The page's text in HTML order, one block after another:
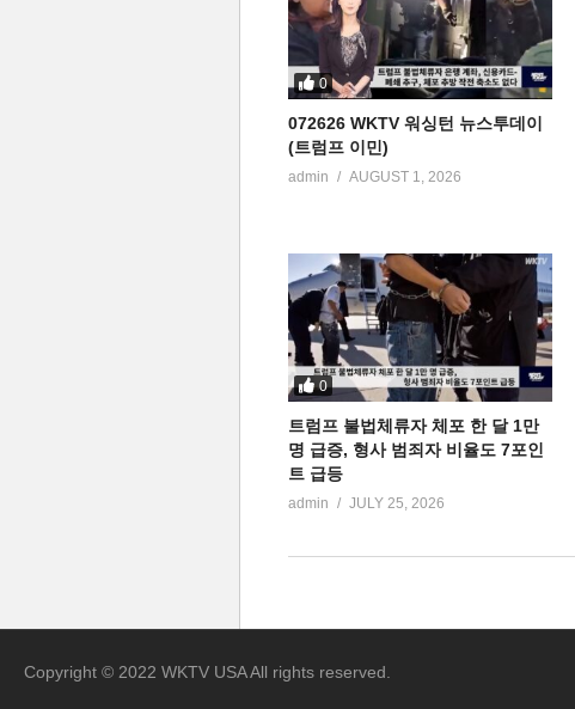
0
072626 WKTV 워싱턴 뉴스투데이
(트럼프 이민)
admin AUGUST 1, 2026
0
트럼프 불법체류자 체포 한 달 1만
명 급증, 형사 범죄자 비율도 7포인
트 급등
admin JULY 25, 2026
Copyright © 2022 WKTV USA All rights reserved.